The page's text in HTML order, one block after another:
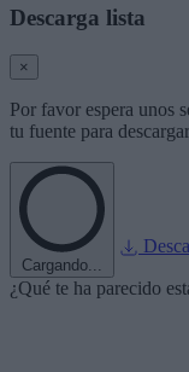
Descarga lista
×
Por favor espera unos
tu fuente para
Cargando...
¿Qué te ha parecido